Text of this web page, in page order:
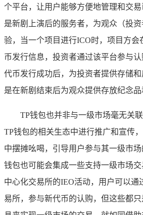
个平台，让用户能够方便地管理和交
是新剧上演后的服务者，为观众（投
验，当一个项目进行ICO时，项目方会
币发行信息，投资者通过该平台参与
代币发行成功后，为投资者提供存储
是在新剧结束后为观众提供存放纪念品
TP钱包也并非与一级市场毫无关
TP钱包的相关生态中进行推广和宣传
中摆摊吆喝，引导用户参与其一级市
钱包也可能会集成一些支持一级市场
中心化交易所的IEO活动，用户可以通
易所，参与新代币的认购，但这些都